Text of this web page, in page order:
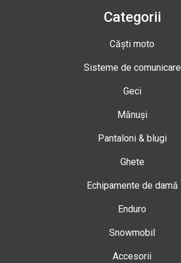
Categorii
Căști moto
Sisteme de comunicare
Geci
Mănuși
Pantaloni & blugi
Ghete
Echipamente de damă
Enduro
Snowmobil
Accesorii